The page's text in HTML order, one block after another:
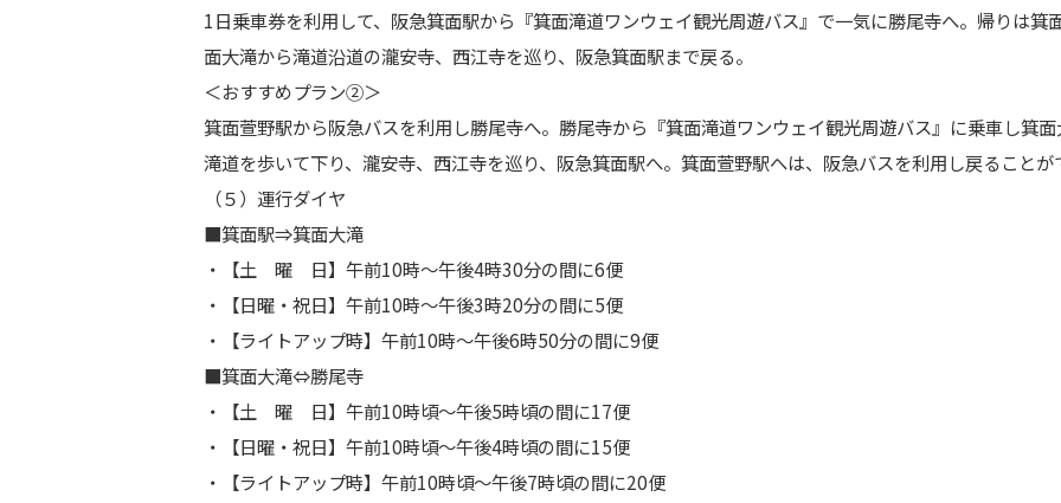
1日乗車券を利用して、阪急箕面駅から『箕面滝道ワンウェイ観光周遊バス』で一気に勝尾寺へ。帰りは箕
面大滝から滝道沿道の瀧安寺、西江寺を巡り、 阪急箕面駅まで戻る。
＜おすすめプラン②＞
箕面萱野駅から阪急バスを利用し勝尾寺へ。勝尾寺から『箕面滝道ワンウェイ観光周遊バス』に乗車し箕面
滝道を歩いて下り、瀧安寺、西江寺を巡り、 阪急箕面駅へ。 箕面萱野駅へは、阪急バスを利用し戻ることが
（５）運行ダイヤ
■箕面駅⇒箕面大滝
・【土 曜 日】午前10時～午後4時30分の間に6便
・【日曜・祝日】午前10時～午後3時20分の間に5便
・【ライトアップ時】午前10時～午後6時50分の間に9便
■箕面大滝⇔勝尾寺
・【土 曜 日】午前10時頃～午後5時頃の間に17便
・【日曜・祝日】午前10時頃～午後4時頃の間に15便
・【ライトアップ時】午前10時頃～午後7時頃の間に20便